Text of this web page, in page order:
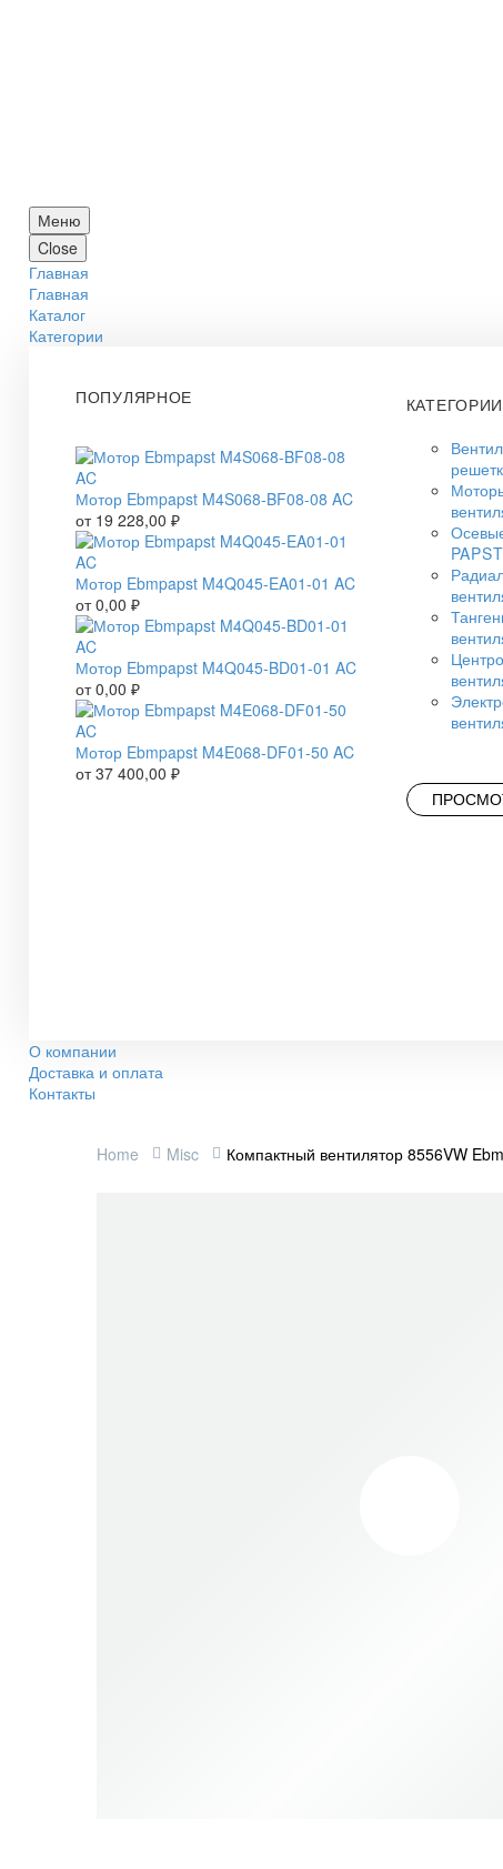
Меню
Close
Главная
Главная
Каталог
Категории
ПОПУЛЯРНОЕ
Мотор Ebmpapst M4S068-BF08-08 AC
от 19 228,00 ₽
Мотор Ebmpapst M4Q045-EA01-01 AC
от0,00 ₽
Мотор Ebmpapst M4Q045-BD01-01 AC
от0,00 ₽
Мотор Ebmpapst M4E068-DF01-50 AC
от37 400,00 ₽
КАТЕГОРИИ
PAPST
О компании
Доставка и оплата
Контакты
Home Misc Компактный вентилятор 8556VW